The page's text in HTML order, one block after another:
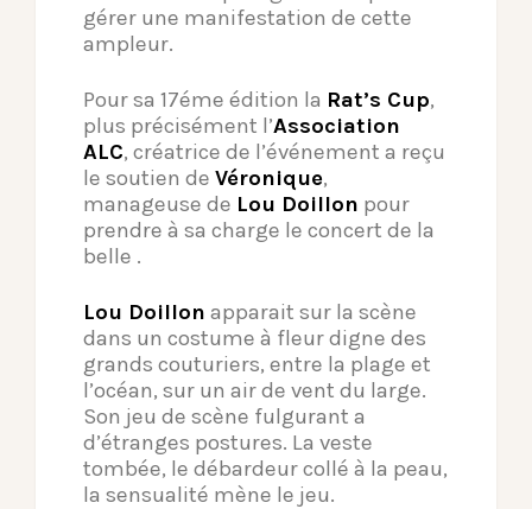
gérer une manifestation de cette
ampleur.
Pour sa 17éme édition la Rat’s Cup,
plus précisément l’Association
ALC, créatrice de l’événement a reçu
le soutien de Véronique,
manageuse de Lou Doillon pour
prendre à sa charge le concert de la
belle .
Lou Doillon apparait sur la scène
dans un costume à fleur digne des
grands couturiers, entre la plage et
l’océan, sur un air de vent du large.
Son jeu de scène fulgurant a
d’étranges postures. La veste
tombée, le débardeur collé à la peau,
la sensualité mène le jeu.